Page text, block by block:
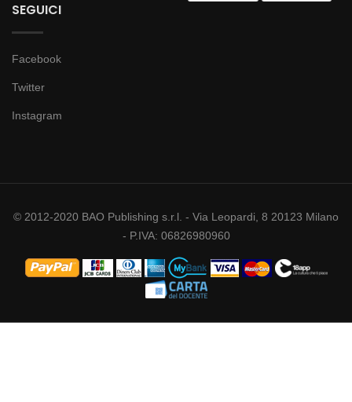
SEGUICI
Facebook
Twitter
Instagram
© 2012-2020 BAO Publishing s.r.l. - Via Leopardi, 8 20123 Milano
- P.IVA: 06826980960